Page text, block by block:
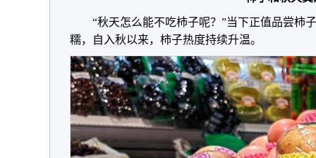
“秋天怎么能不吃柿子呢？”当下正值品尝柿
糯，自入秋以来，柿子热度持续升温。